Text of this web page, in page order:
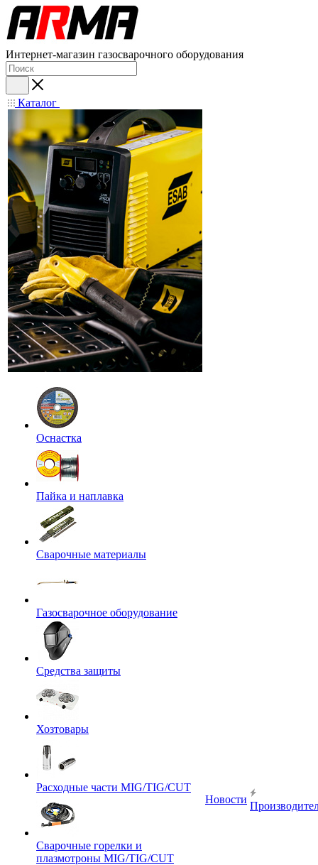
Интернет-магазин газосварочного оборудования
Каталог
Оснастка
Пайка и наплавка
Сварочные материалы
Газосварочное оборудование
Средства защиты
Хозтовары
Расходные части MIG/TIG/CUT
Сварочные горелки и
плазмотроны MIG/TIG/CUT
Новости